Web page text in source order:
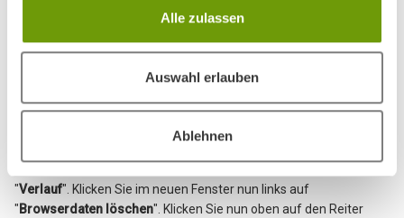
Alle zulassen
Auswahl erlauben
Ablehnen
Fenster wählen Sie oben im Menü "Alles" aus. Vergewissern Sie
sich nun, dass in jedem Kästchen ein Haken gesetzt ist und klicken
bitte Ihren Browser und starten ihn erneut.
Google Chrome
"Verlauf". Klicken Sie im neuen Fenster nun links auf
" Browserdaten löschen". Klicken Sie nun oben auf den Reiter